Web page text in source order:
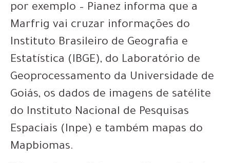
por exemplo – Pianez informa que a
Marfrig vai cruzar informações do
Instituto Brasileiro de Geografia e
Estatística (IBGE), do Laboratório de
Geoprocessamento da Universidade de
Goiás, os dados de imagens de satélite
do Instituto Nacional de Pesquisas
Espaciais (Inpe) e também mapas do
Mapbiomas.